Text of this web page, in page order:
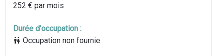
252 € par mois
Durée d'occupation :
Occupation non fournie